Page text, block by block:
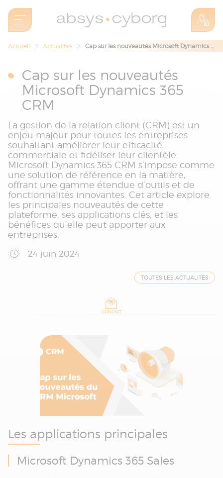
Accueil Actualités Cap sur les nouveautés Microsoft Dynamics 365 CRM
Cap sur les nouveautés
Microsoft Dynamics 365
CRM
La gestion de la relation client (CRM) est un
enjeu majeur pour toutes les entreprises
souhaitant améliorer leur efficacité
commerciale et fidéliser leur clientèle.
Microsoft Dynamics 365 CRM s’impose comme
une solution de référence en la matière,
offrant une gamme étendue d’outils et de
fonctionnalités innovantes. Cet article explore
les principales nouveautés de cette
plateforme, ses applications clés, et les
bénéfices qu’elle peut apporter aux
entreprises.
24 juin 2024
TOUTES LES ACTUALITÉS
CONTACT
Les applications principales
Microsoft Dynamics 365 Sales